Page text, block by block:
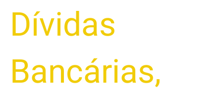
Dívidas
Bancárias,